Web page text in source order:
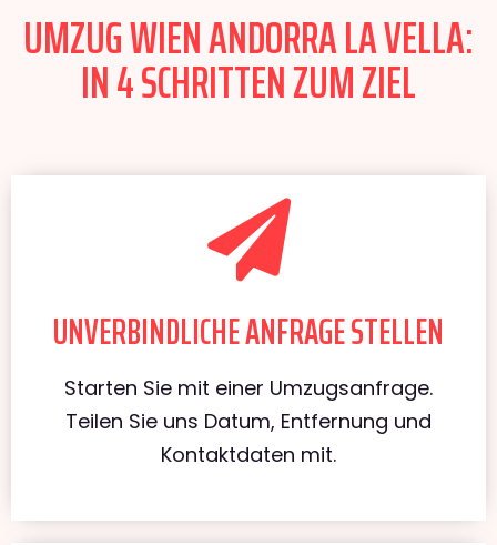
UMZUG WIEN ANDORRA LA VELLA:
IN 4 SCHRITTEN ZUM ZIEL
UNVERBINDLICHE ANFRAGE STELLEN
Starten Sie mit einer Umzugsanfrage.
Teilen Sie uns Datum, Entfernung und
Kontaktdaten mit.